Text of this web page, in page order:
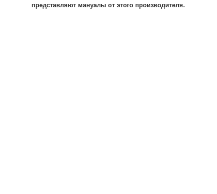
представляют мануалы от этого производителя.